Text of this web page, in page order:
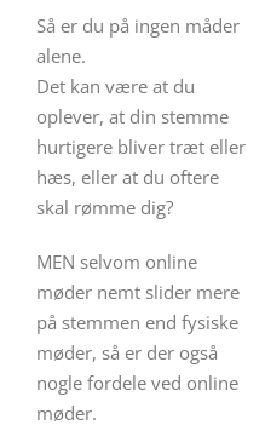
Så er du på ingen måder
alene.
Det kan være at du
oplever, at din stemme
hurtigere bliver træt eller
hæs, eller at du oftere
skal rømme dig?
MEN selvom online
møder nemt slider mere
på stemmen end fysiske
møder, så er der også
nogle fordele ved online
møder.